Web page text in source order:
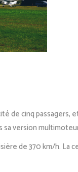
de cinq
version
de 370 km/h. La